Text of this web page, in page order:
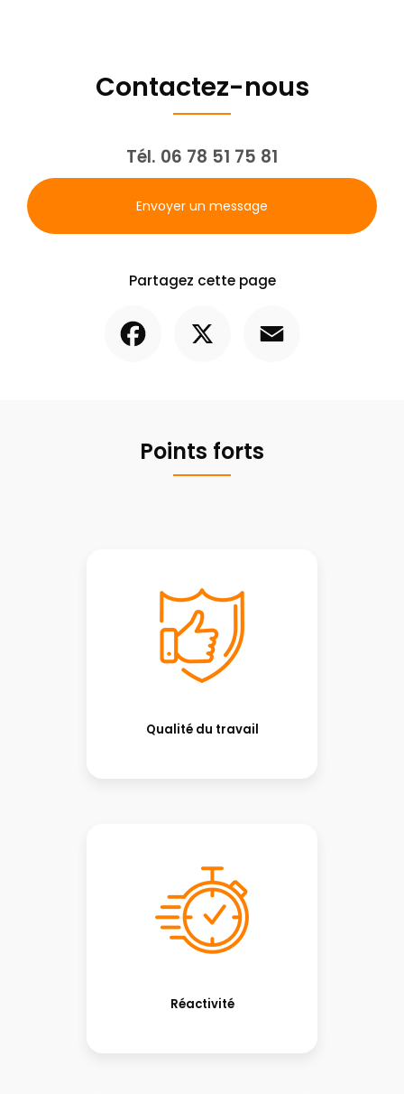
Contactez-nous
Tél. 06 78 51 75 81
Envoyer un message
Partagez cette page
Points forts
Qualité du travail
Réactivité